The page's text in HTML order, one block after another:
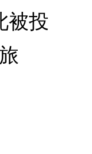
被投